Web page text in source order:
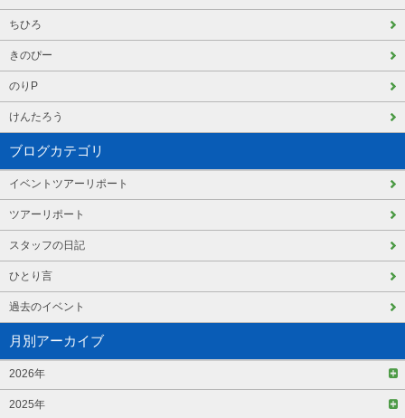
ちひろ
きのぴー
のりP
けんたろう
ブログカテゴリ
イベントツアーリポート
ツアーリポート
スタッフの日記
ひとり言
過去のイベント
月別アーカイブ
2026年
2025年